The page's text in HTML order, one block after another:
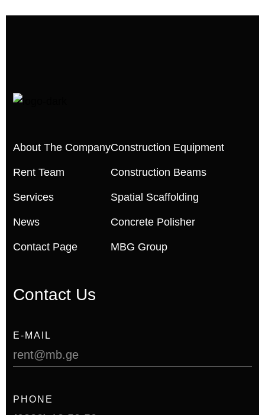
About The Company
Rent Team
Services
News
Contact Page
Construction Equipment
Construction Beams
Spatial Scaffolding
Concrete Polisher
MBG Group
Contact Us
E-MAIL
rent@mb.ge
PHONE